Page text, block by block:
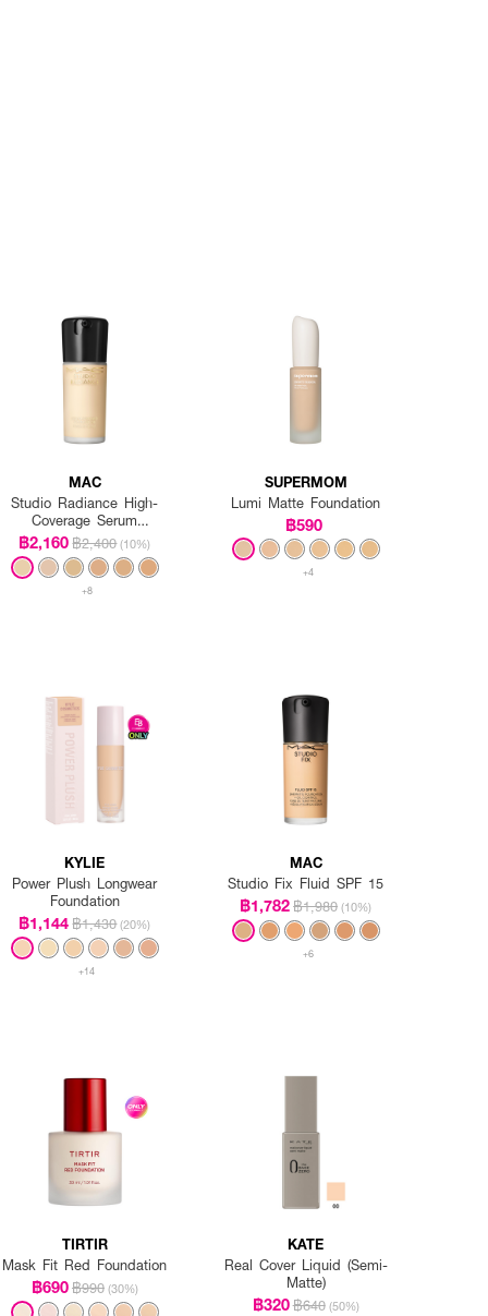
MAC
Studio Radiance High-
Coverage Serum
Foundation
฿2,160฿2,400 (10%)
+8
SUPERMOM
Lumi Matte Foundation
฿590
+4
KYLIE
Power Plush Longwear
Foundation
฿1,144฿1,430 (20%)
+14
MAC
Studio Fix Fluid SPF 15
฿1,782฿1,980 (10%)
+6
TIRTIR
Mask Fit Red Foundation
฿690฿990 (30%)
KATE
Real Cover Liquid (Semi-
Matte)
฿320฿640 (50%)